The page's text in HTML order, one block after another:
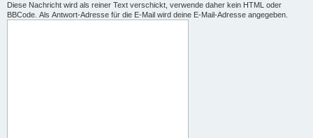
Diese Nachricht wird als reiner Text verschickt, verwende daher kein HTML oder
BBCode. Als Antwort-Adresse für die E-Mail wird deine E-Mail-Adresse angegeben.